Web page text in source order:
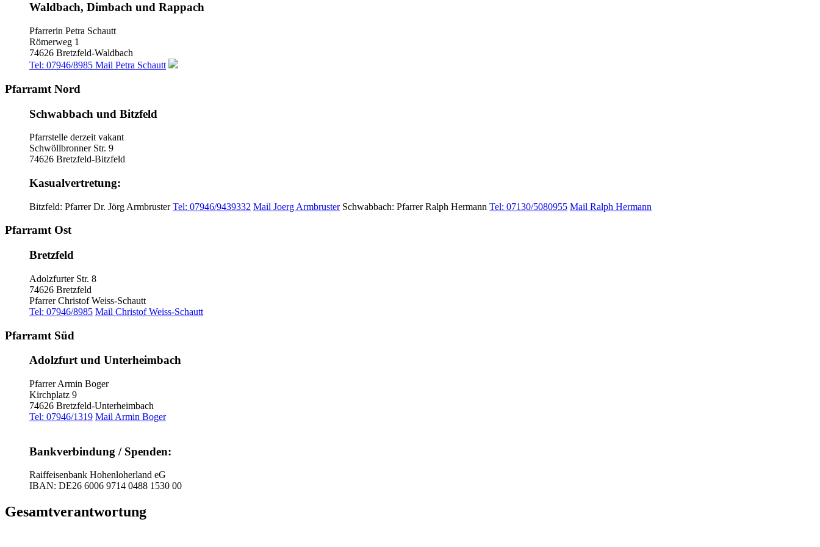
Waldbach, Dimbach und Rappach
Pfarrerin Petra Schautt
Römerweg 1
74626 Bretzfeld-Waldbach
Tel: 07946/8985 Mail Petra Schautt
Pfarramt Nord
Schwabbach und Bitzfeld
Pfarrstelle derzeit vakant
Schwöllbronner Str. 9
74626 Bretzfeld-Bitzfeld
Kasualvertretung:
Bitzfeld: Pfarrer Dr. Jörg ArmbrusterTel: 07946/9439332 Mail Joerg Armbruster Schwabbach: Pfarrer Ralph Hermann Tel: 07130/5080955 Mail Ralph Hermann
Pfarramt Ost
Bretzfeld
Adolzfurter Str. 8
74626 Bretzfeld
Pfarrer Christof Weiss-Schautt
Tel: 07946/8985 Mail Christof Weiss-Schautt
Pfarramt Süd
Adolzfurt und Unterheimbach
Pfarrer Armin Boger
Kirchplatz 9
74626 Bretzfeld-Unterheimbach
Tel: 07946/1319 Mail Armin Boger
Bankverbindung / Spenden:
Raiffeisenbank Hohenloherland eG
IBAN: DE26 6006 9714 0488 1530 00
Gesamtverantwortung